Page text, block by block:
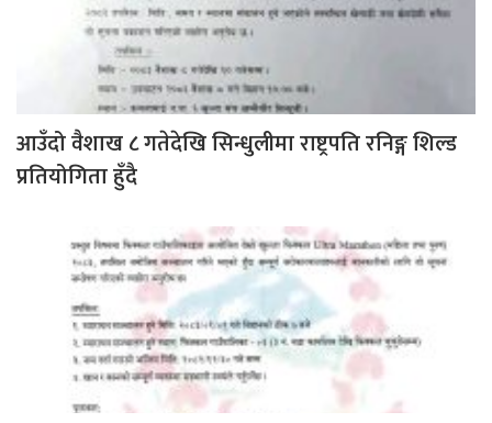
आउँदो वैशाख ८ गतेदेखि सिन्धुलीमा राष्ट्रपति रनिङ्ग शिल्ड
प्रतियोगिता हुँदै